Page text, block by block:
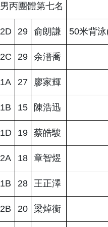
男丙團體第七名
2D 29 俞朗謙 50米背
2C 29 余溍喬
1A 27 廖家輝
1B 15 陳浩迅
1D 19 蔡皓駿
2A 18 章智煜
1B 28 王正澤
2B 20 梁焯衡